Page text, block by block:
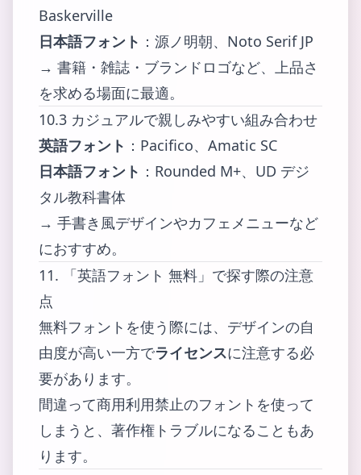
Baskerville
日本語フォント ：源ノ明朝、Noto Serif JP
→ 書籍・雑誌・ブランドロゴなど、上品さ
を求める場面に最適。
10.3 カジュアルで親しみやすい組み合わせ
英語フォント ：Pacifico、Amatic SC
日本語フォント ：Rounded M+、UD デジ
タル教科書体
→ 手書き風デザインやカフェメニューなど
におすすめ。
11. 「英語フォント 無料」で探す際の注意
点
無料フォントを使う際には、デザインの自
由度が高い一方でライセンスに注意する必
要があります。
間違って商用利用禁止のフォントを使って
しまうと、著作権トラブルになることもあ
ります。